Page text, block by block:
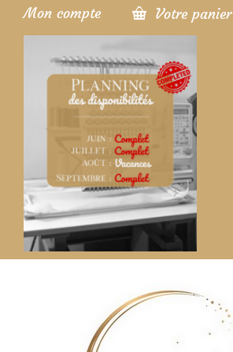
Mon compte Votre panier